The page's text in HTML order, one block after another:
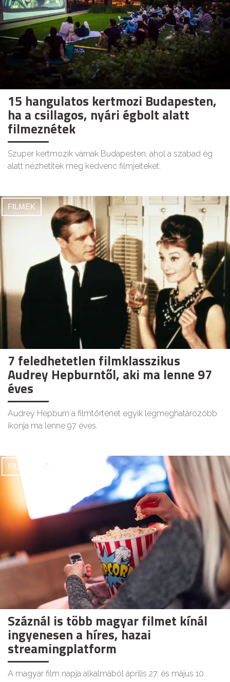
15 hangulatos kertmozi Budapesten,
ha a csillagos, nyári égbolt alatt
filmeznétek
Szuper kertmozik várnak Budapesten, ahol a szabad ég
alatt nézhetitek meg kedvenc filmjeiteket.
FILMEK
7 feledhetetlen filmklasszikus
Audrey Hepburntől, aki ma lenne 97
éves
Audrey Hepburn a filmtörténet egyik legmeghatározóbb
ikonja ma lenne 97 éves.
FILMEK
Száznál is több magyar filmet kínál
ingyenesen a híres, hazai
streamingplatform
A magyar film napja alkalmából április 27. és május 10.